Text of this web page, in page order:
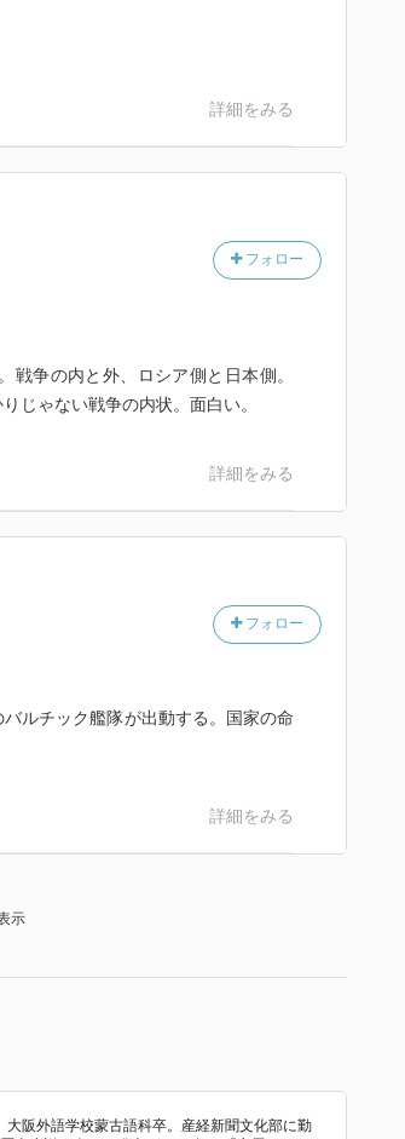
詳細をみる
フォロー
戦争の内と外、ロシア側と日本側。
じゃない戦争の内状。面白い。
詳細をみる
フォロー
ルチック艦隊が出動する。国家の命
詳細をみる
示
阪外語学校蒙古語科卒。産経新聞文化部に勤